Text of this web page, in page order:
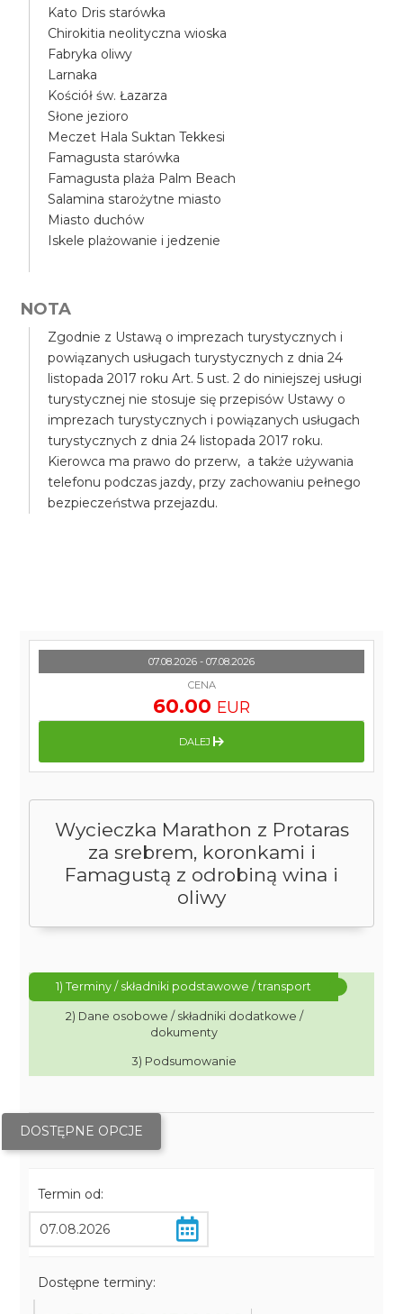
Kato Dris starówka
Chirokitia neolityczna wioska
Fabryka oliwy
Larnaka
Kościół św. Łazarza
Słone jezioro
Meczet Hala Suktan Tekkesi
Famagusta starówka
Famagusta plaża Palm Beach
Salamina starożytne miasto
Miasto duchów
Iskele plażowanie i jedzenie
NOTA
Zgodnie z Ustawą o imprezach turystycznych i
powiązanych usługach turystycznych z dnia 24
listopada 2017 roku Art. 5 ust. 2 do niniejszej usługi
turystycznej nie stosuje się przepisów Ustawy o
imprezach turystycznych i powiązanych usługach
turystycznych z dnia 24 listopada 2017 roku.
Kierowca ma prawo do przerw, a także używania
telefonu podczas jazdy, przy zachowaniu pełnego
bezpieczeństwa przejazdu.
Wycieczka Marathon z Protaras
za srebrem, koronkami i
Famagustą z odrobiną wina i
oliwy
1) Terminy / składniki podstawowe / transport
2) Dane osobowe / składniki dodatkowe /
dokumenty
3) Podsumowanie
DOSTĘPNE OPCJE
Termin od:
Dostępne terminy:
07.08.2026 - 07.08.2026
CENA
60.00 EUR
DALEJ